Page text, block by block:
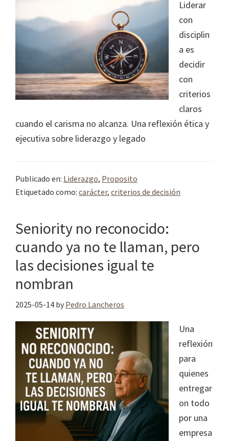
Liderar
con
disciplin
a es
decidir
con
criterios
claros
cuando el carisma no alcanza. Una reflexión ética y
ejecutiva sobre liderazgo y legado
Publicado en: Liderazgo, Proposito
Etiquetado como: carácter, criterios de decisión
Seniority no reconocido:
cuando ya no te llaman, pero
las decisiones igual te
nombran
2025-05-14 by Pedro Lancheros
Una
reflexión
para
quienes
entregar
on todo
por una
empresa